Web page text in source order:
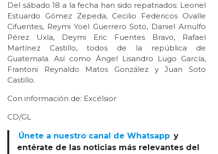
Del sábado 18 a la fecha han sido repatriados: Leonel
Estuardo Gómez Zepeda, Cecilio Federicos Ovalle
Cifuentes, Reymi Yoel Guerrero Soto, Daniel Arnulfo
Pérez Uxla, Deymi Eric Fuentes Bravo, Rafael
Martínez Castillo, todos de la república de
Guatemala. Así como Ángel Lisandro Lugo García,
Frantoni Reynaldo Matos González y Juan Soto
Castillo.
Con información de: Excélsior
CD/GL
Únete a nuestro canal de Whatsapp y
entérate de las noticias más relevantes del